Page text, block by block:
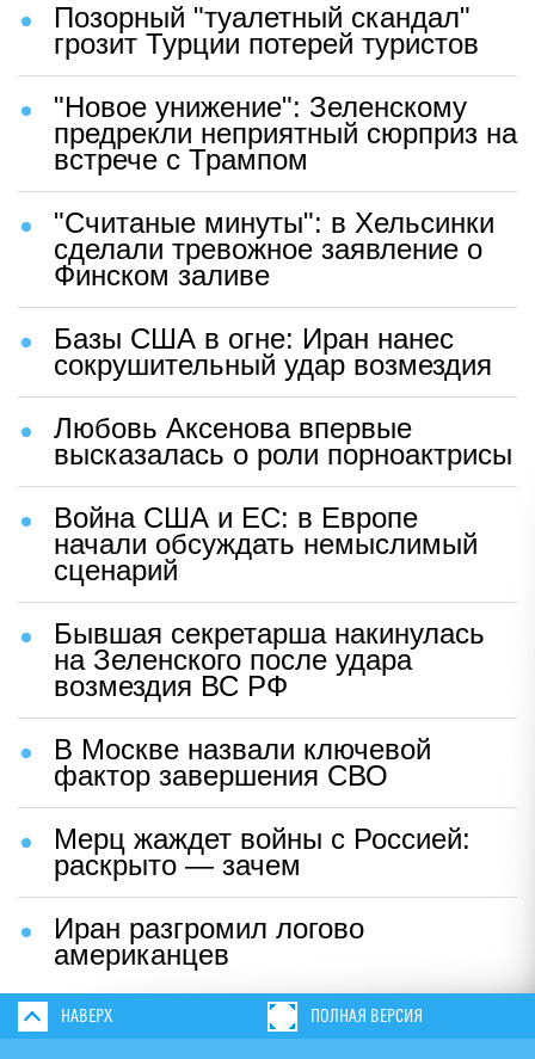
Позорный "туалетный скандал"
грозит Турции потерей туристов
"Новое унижение": Зеленскому
предрекли неприятный сюрприз на
встрече с Трампом
"Считаные минуты": в Хельсинки
сделали тревожное заявление о
Финском заливе
Базы США в огне: Иран нанес
сокрушительный удар возмездия
Любовь Аксенова впервые
высказалась о роли порноактрисы
Война США и ЕС: в Европе
начали обсуждать немыслимый
сценарий
Бывшая секретарша накинулась
на Зеленского после удара
возмездия ВС РФ
В Москве назвали ключевой
фактор завершения СВО
Мерц жаждет войны с Россией:
раскрыто — зачем
Иран разгромил логово
американцев
НАВЕРХ ПОЛНАЯ ВЕРСИЯ